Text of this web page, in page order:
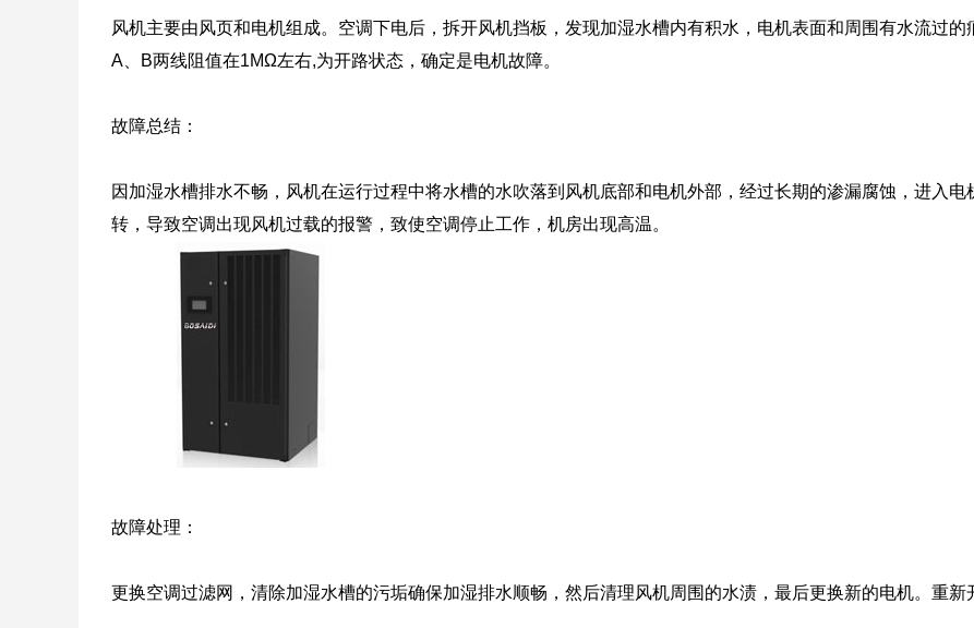
风机主要由风页和电机组成。空调下电后，拆开风机挡板，发现加湿水槽内有积水，电机表面和周围有水流过
A、B两线阻值在1MΩ左右,为开路状态，确定是电机故障。
故障总结：
因加湿水槽排水不畅，风机在运行过程中将水槽的水吹落到风机底部和电机外部，经过长期的渗漏腐蚀，进入
转，导致空调出现风机过载的报警，致使空调停止工作，机房出现高温。
故障处理：
更换空调过滤网，清除加湿水槽的污垢确保加湿排水顺畅，然后清理风机周围的水渍，最后更换新的电机。重新